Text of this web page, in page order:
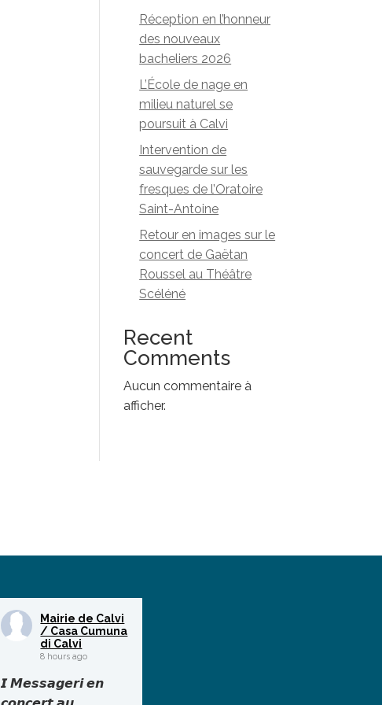
Réception en l’honneur
des nouveaux
bacheliers 2026
L’École de nage en
milieu naturel se
poursuit à Calvi
Intervention de
sauvegarde sur les
fresques de l’Oratoire
Saint-Antoine
Retour en images sur le
concert de Gaëtan
Roussel au Théâtre
Scéléné
Recent
Comments
Aucun commentaire à
afficher.
Mairie de Calvi
/ Casa Cumuna
di Calvi
8 hours ago
𝙄 𝙈𝙚𝙨𝙨𝙖𝙜𝙚𝙧𝙞 𝙚𝙣